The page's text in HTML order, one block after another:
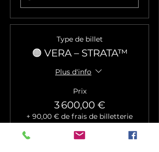
Type de billet
🟠 VERA – STRATA™
Plus d'info
Prix
3 600,00 €
+ 90,00 € de frais de billetterie
Quantité